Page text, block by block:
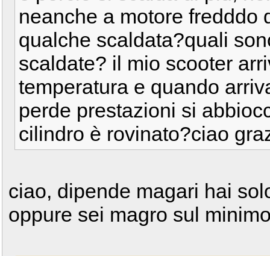
neanche a motore fredddo
qualche scaldata?quali
scaldate? il mio scooter
temperatura e quando
perde prestazioni si
cilindro è rovinato?ciao
ciao, dipende magari hai
oppure sei magro sul